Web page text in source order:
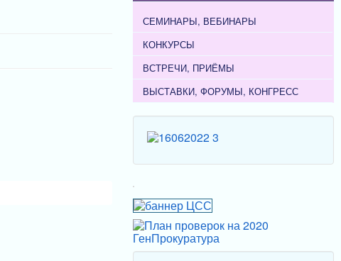
СЕМИНАРЫ, ВЕБИНАРЫ
КОНКУРСЫ
ВСТРЕЧИ, ПРИЁМЫ
ВЫСТАВКИ, ФОРУМЫ, КОНГРЕСС